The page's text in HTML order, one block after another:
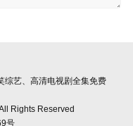
综艺、高清电视剧全集免费
Rights Reserved
号